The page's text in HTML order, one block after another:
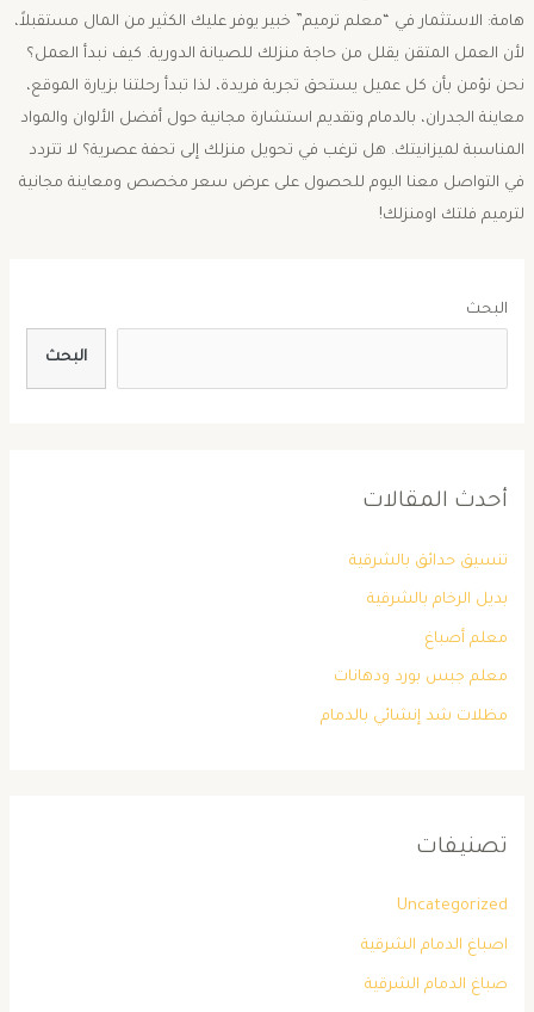
هامة: الاستثمار في “معلم ترميم” خبير يوفر عليك الكثير من المال مستقبلاً،
لأن العمل المتقن يقلل من حاجة منزلك للصيانة الدورية. ​كيف نبدأ العمل؟ ​
نحن نؤمن بأن كل عميل يستحق تجربة فريدة، لذا تبدأ رحلتنا بزيارة الموقع،
معاينة الجدران، بالدمام وتقديم استشارة مجانية حول أفضل الألوان والمواد
المناسبة لميزانيتك. ​هل ترغب في تحويل منزلك إلى تحفة عصرية؟ لا تتردد
في التواصل معنا اليوم للحصول على عرض سعر مخصص ومعاينة مجانية
لترميم فلتك اومنزلك!
البحث
البحث
أحدث المقالات
تنسيق حدائق بالشرقية
بديل الرخام بالشرقية
معلم أصباغ
معلم جبس بورد ودهانات
مظلات شد إنشائي بالدمام
تصنيفات
Uncategorized
اصباغ الدمام الشرقية
صباغ الدمام الشرقية